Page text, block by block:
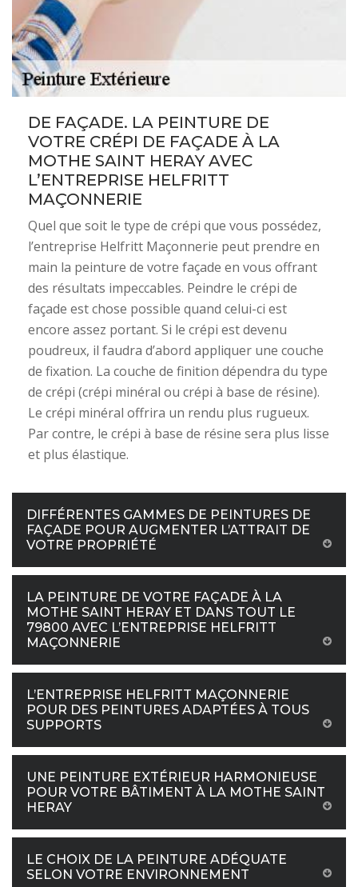
DE FAÇADE. LA PEINTURE DE
VOTRE CRÉPI DE FAÇADE À LA
MOTHE SAINT HERAY AVEC
L’ENTREPRISE HELFRITT
MAÇONNERIE
Quel que soit le type de crépi que vous possédez,
l’entreprise Helfritt Maçonnerie peut prendre en
main la peinture de votre façade en vous offrant
des résultats impeccables. Peindre le crépi de
façade est chose possible quand celui-ci est
encore assez portant. Si le crépi est devenu
poudreux, il faudra d’abord appliquer une couche
de fixation. La couche de finition dépendra du type
de crépi (crépi minéral ou crépi à base de résine).
Le crépi minéral offrira un rendu plus rugueux.
Par contre, le crépi à base de résine sera plus lisse
et plus élastique.
DIFFÉRENTES GAMMES DE PEINTURES DE
FAÇADE POUR AUGMENTER L’ATTRAIT DE
VOTRE PROPRIÉTÉ
LA PEINTURE DE VOTRE FAÇADE À LA
MOTHE SAINT HERAY ET DANS TOUT LE
79800 AVEC L’ENTREPRISE HELFRITT
MAÇONNERIE
L’ENTREPRISE HELFRITT MAÇONNERIE
POUR DES PEINTURES ADAPTÉES À TOUS
SUPPORTS
UNE PEINTURE EXTÉRIEUR HARMONIEUSE
POUR VOTRE BÂTIMENT À LA MOTHE SAINT
HERAY
LE CHOIX DE LA PEINTURE ADÉQUATE
SELON VOTRE ENVIRONNEMENT